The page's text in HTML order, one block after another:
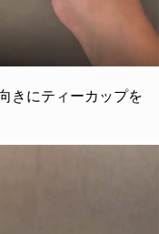
きにティーカップを